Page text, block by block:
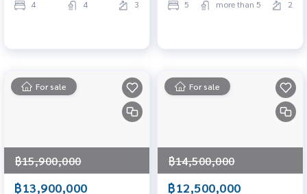
4 4 3 5 more than 5 2
For sale
฿15,900,000
฿13,900,000
For sale
฿14,500,000
฿12,500,000